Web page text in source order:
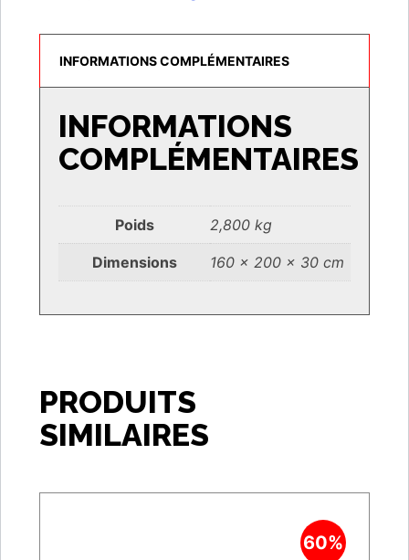
INFORMATIONS COMPLÉMENTAIRES
INFORMATIONS
COMPLÉMENTAIRES
Poids 2,800 kg
Dimensions 160 × 200 × 30 cm
PRODUITS
SIMILAIRES
60%